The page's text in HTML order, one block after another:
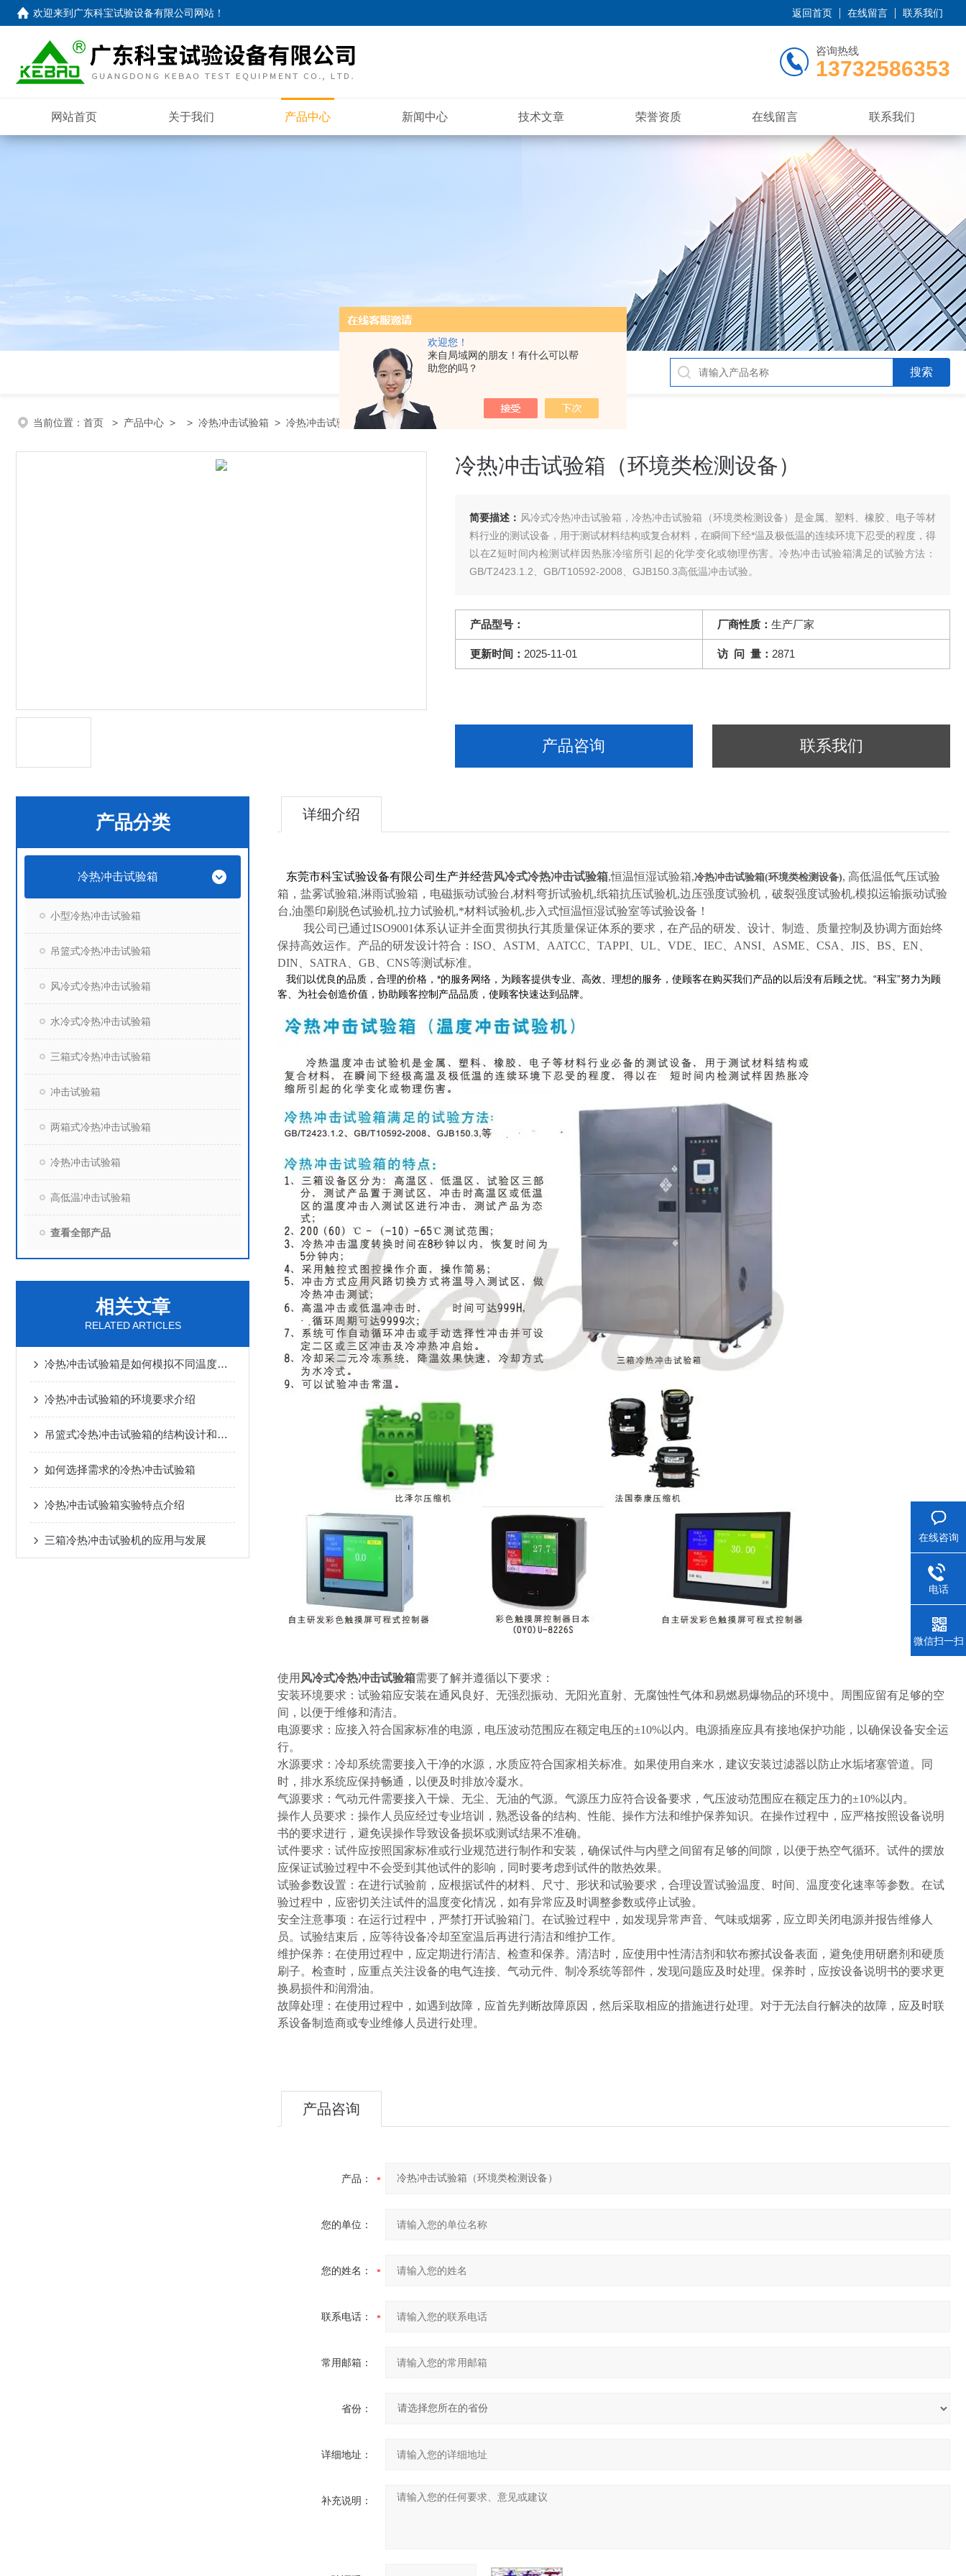
欢迎您！
来自局域网的朋友！有什么可以帮
助您的吗？
欢迎来到 广东科宝试验设备有限公司网站 ！ 返回首页 在线留言 联系我们
咨询热线
13732586353
网站首页 关于我们 产品中心 新闻中心 技术文章 荣誉资质 在线留言 联系我们
当前位置： 首页 > 产品中心 > > 冷热冲击试验箱 > 冷热冲击试验箱（环境类检测设备）
冷热冲击试验箱（环境类检测设备）
简要描述： 风冷式冷热冲击试验箱，冷热冲击试验箱（环境类检测设备）是金属、塑料、橡胶、电子等材
料行业的测试设备，用于测试材料结构或复合材料，在瞬间下经*温及极低温的连续环境下忍受的程度，得
以在Z短时间内检测试样因热胀冷缩所引起的化学变化或物理伤害。冷热冲击试验箱满足的试验方法：
GB/T2423.1.2、GB/T10592-2008、GJB150.3高低温冲击试验。
产品型号： 厂商性质： 生产厂家
更新时间： 2025-11-01 访 问 量： 2871
产品咨询 联系我们
产品分类
冷热冲击试验箱
小型冷热冲击试验箱
吊篮式冷热冲击试验箱
风冷式冷热冲击试验箱
水冷式冷热冲击试验箱
三箱式冷热冲击试验箱
冲击试验箱
两箱式冷热冲击试验箱
冷热冲击试验箱
高低温冲击试验箱
查看全部产品
相关文章
RELATED ARTICLES
冷热冲击试验箱是如何模拟不同温度环境的？
冷热冲击试验箱的环境要求介绍
吊篮式冷热冲击试验箱的结构设计和工作原理
如何选择需求的冷热冲击试验箱
冷热冲击试验箱实验特点介绍
三箱冷热冲击试验机的应用与发展
详细介绍
东莞市科宝试验设备有限公司生产并经营风冷式冷热冲击试验箱,恒温恒湿试验箱,冷热冲击试验箱(环境类检测设备), 高低温低气压试验
箱，盐雾试验箱,淋雨试验箱，电磁振动试验台,材料弯折试验机,纸箱抗压试验机,边压强度试验机，破裂强度试验机,模拟运输振动试验
台,油墨印刷脱色试验机,拉力试验机,*材料试验机,步入式恒温恒湿试验室等试验设备！
我公司已通过ISO9001体系认证并全面贯彻执行其质量保证体系的要求，在产品的研发、设计、制造、质量控制及协调方面始终
保持高效运作。产品的研发设计符合： ISO ASTM AATCC TAPPI UL VDE IEC ANSI ASME CSA JIS BS EN
DIN
SATRA GB CNS等测试标准。
我们以优良的品质，合理的价格，*的服务网络，为顾客提供专业、高效、理想的服务，使顾客在购买我们产品的以后没有后顾之忧。 “科宝”努力为顾
客、为社会创造价值，协助顾客控制产品品质，使顾客快速达到品牌。
使用 风冷式冷热冲击试验箱需要了解并遵循以下要求：
安装环境要求：试验箱应安装在通风良好、无强烈振动、无阳光直射、无腐蚀性气体和易燃易爆物品的环境中。周围应留有足够的空
间，以便于维修和清洁。
电源要求：应接入符合国家标准的电源，电压波动范围应在额定电压的±10%以内。电源插座应具有接地保护功能，以确保设备安全运
行。
水源要求：冷却系统需要接入干净的水源，水质应符合国家相关标准。如果使用自来水，建议安装过滤器以防止水垢堵塞管道。同
时，排水系统应保持畅通，以便及时排放冷凝水。
气源要求：气动元件需要接入干燥、无尘、无油的气源。气源压力应符合设备要求，气压波动范围应在额定压力的±10%以内。
操作人员要求：操作人员应经过专业培训，熟悉设备的结构、性能、操作方法和维护保养知识。在操作过程中，应严格按照设备说明
书的要求进行，避免误操作导致设备损坏或测试结果不准确。
试件要求：试件应按照国家标准或行业规范进行制作和安装，确保试件与内壁之间留有足够的间隙，以便于热空气循环。试件的摆放
应保证试验过程中不会受到其他试件的影响，同时要考虑到试件的散热效果。
试验参数设置：在进行试验前，应根据试件的材料、尺寸、形状和试验要求，合理设置试验温度、时间、温度变化速率等参数。在试
验过程中，应密切关注试件的温度变化情况，如有异常应及时调整参数或停止试验。
安全注意事项：在运行过程中，严禁打开试验箱门。在试验过程中，如发现异常声音、气味或烟雾，应立即关闭电源并报告维修人
员。试验结束后，应等待设备冷却至室温后再进行清洁和维护工作。
维护保养：在使用过程中，应定期进行清洁、检查和保养。清洁时，应使用中性清洁剂和软布擦拭设备表面，避免使用研磨剂和硬质
刷子。检查时，应重点关注设备的电气连接、气动元件、制冷系统等部件，发现问题应及时处理。保养时，应按设备说明书的要求更
换易损件和润滑油。
故障处理：在使用过程中，如遇到故障，应首先判断故障原因，然后采取相应的措施进行处理。对于无法自行解决的故障，应及时联
系设备制造商或专业维修人员进行处理。
产品咨询
产品：
您的单位：
您的姓名：
联系电话：
常用邮箱：
省份：
详细地址：
补充说明：
在线咨询
电话
微信扫一扫